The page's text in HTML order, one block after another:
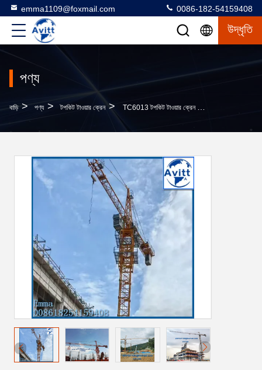
emma1109@foxmail.com 0086-182-54159408
উদ্ধৃতি
পণ্য
বাড়ি > পণ্য > টপকিট টাওয়ার ক্রেন > TC6013 টপকিট টাওয়ার ক্রেন 6 টন এল 46 মাস্ট বিভাগ 1.6 * 3 মি স্প্লিট টাইপ মধ্য এশিয়ায়